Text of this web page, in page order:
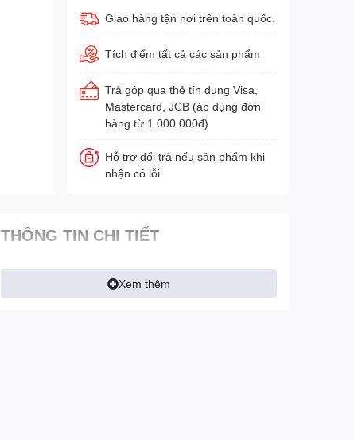
Giao hàng tận nơi trên toàn quốc.
Tích điểm tất cả các sản phẩm
Trả góp qua thẻ tín dụng Visa,
Mastercard, JCB (áp dụng đơn
hàng từ 1.000.000đ)
Hỗ trợ đổi trả nếu sản phẩm khi
nhận có lỗi
THÔNG TIN CHI TIẾT
Xem thêm